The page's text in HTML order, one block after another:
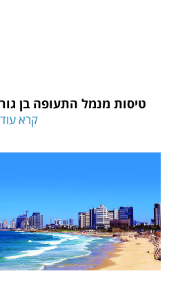
טיסות מנמל התעופה בן
קרא